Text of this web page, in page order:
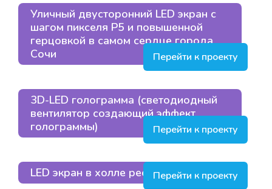
Уличный двусторонний LED экран с
шагом пикселя Р5 и повышенной
герцовкой в самом сердце города
Сочи
Перейти к проекту
3D-LED голограмма (светодиодный
вентилятор создающий эффект
голограммы)
Перейти к проекту
LED экран в холле ресторана в Москве
Перейти к проекту